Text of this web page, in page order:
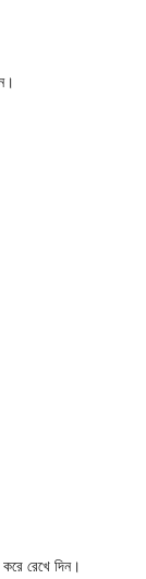
রেখে দিন।